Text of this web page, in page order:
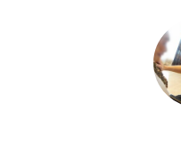
I
N
T
（
チ
ャ